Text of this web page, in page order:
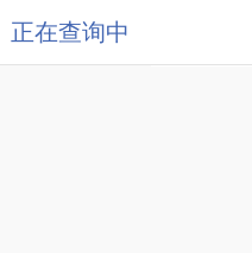
正在查询中